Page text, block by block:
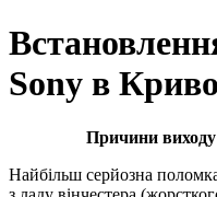
Sony в
Причини виходу
Найбільш серйозна